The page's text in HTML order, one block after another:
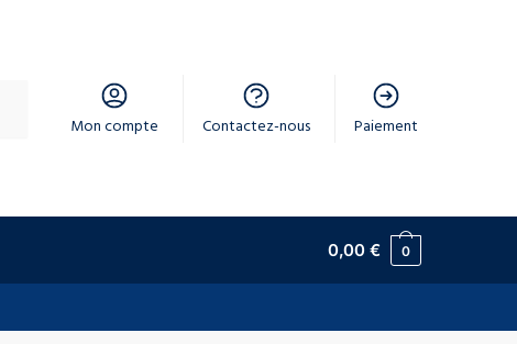
Mon compte Contactez-nous Paiement
0,00€ 0